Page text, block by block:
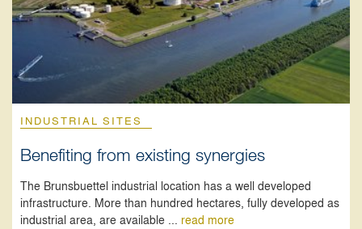
INDUSTRIAL SITES
Benefiting from existing synergies
The Brunsbuettel industrial location has a well developed
infrastructure. More than hundred hectares, fully developed as
industrial area, are available ... read more